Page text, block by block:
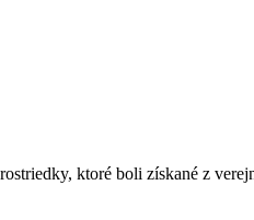
ktoré boli získané z